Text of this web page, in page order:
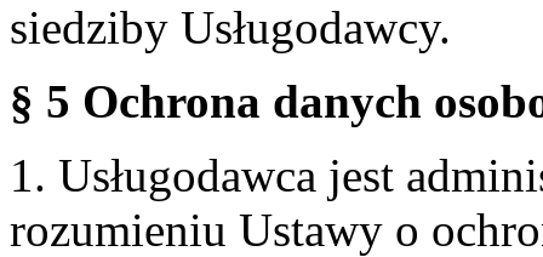
siedziby Usługodawcy.
§ 5 Ochrona danych
1. Usługodawca jest
rozumieniu Ustawy o